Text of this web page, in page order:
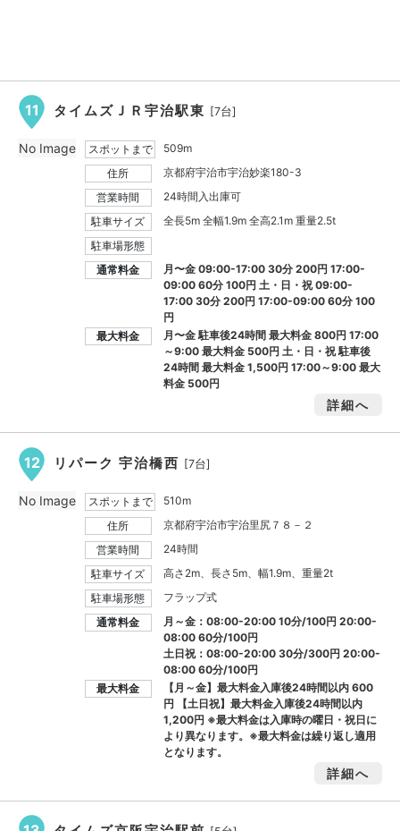
11 タイムズＪＲ宇治駅東 [7台]
スポットまで
509m
住所
京都府宇治市宇治妙楽180-3
営業時間
24時間入出庫可
駐車サイズ
全長5m 全幅1.9m 全高2.1m 重量2.5t
駐車場形態
通常料金
月〜金 09:00-17:00 30分 200円 17:00-
09:00 60分 100円 土・日・祝 09:00-
17:00 30分 200円 17:00-09:00 60分 100
円
最大料金
月〜金 駐車後24時間 最大料金800円17:00
～9:00 最大料金 500円土・日・祝 駐車後
24時間 最大料金1,500円17:00～9:00 最大
料金 500円
詳細へ
No Image
12 リパーク 宇治橋西 [7台]
スポットまで
510m
住所
京都府宇治市宇治里尻７８－２
営業時間
24時間
駐車サイズ
高さ2m、長さ5m、幅1.9m、重量2t
駐車場形態
フラップ式
通常料金
月～金：08:00-20:00 10分/100円 20:00-
08:00 60分/100円
土日祝：08:00-20:00 30分/300円 20:00-
08:00 60分/100円
最大料金
【月～金】最大料金入庫後24時間以内600
円
【土日祝】最大料金入庫後24時間以内
1,200円 ※最大料金は入庫時の曜日・祝日に
より異なります。※最大料金は繰り返し適用
となります。
詳細へ
No Image